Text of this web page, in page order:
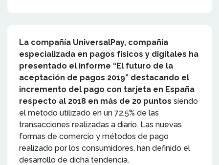
La compañía UniversalPay, compañía
especializada en pagos físicos y digitales ha
presentado el informe “El futuro de la
aceptación de pagos 2019” destacando el
incremento del pago con tarjeta en España
respecto al 2018 en más de 20 puntos siendo
el método utilizado en un 72,5% de las
transacciones realizadas a diario. Las nuevas
formas de comercio y métodos de pago
realizado por los consumidores, han definido el
desarrollo de dicha tendencia.